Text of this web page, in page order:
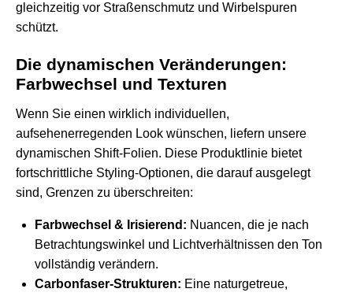
gleichzeitig vor Straßenschmutz und Wirbelspuren
schützt.
Die dynamischen Veränderungen:
Farbwechsel und Texturen
Wenn Sie einen wirklich individuellen,
aufsehenerregenden Look wünschen, liefern unsere
dynamischen Shift-Folien. Diese Produktlinie bietet
fortschrittliche Styling-Optionen, die darauf ausgelegt
sind, Grenzen zu überschreiten:
Farbwechsel & Irisierend: Nuancen, die je nach
Betrachtungswinkel und Lichtverhältnissen den Ton
vollständig verändern.
Carbonfaser-Strukturen: Eine naturgetreue,